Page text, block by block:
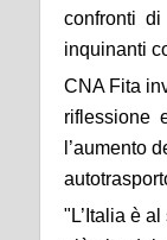
confronti
inquinanti
CNA Fita
riflessione
l’aumento
"L’Italia è